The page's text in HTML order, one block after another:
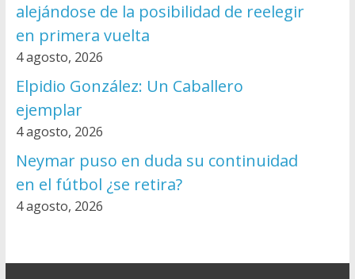
alejándose de la posibilidad de reelegir
en primera vuelta
4 agosto, 2026
Elpidio González: Un Caballero
ejemplar
4 agosto, 2026
Neymar puso en duda su continuidad
en el fútbol ¿se retira?
4 agosto, 2026